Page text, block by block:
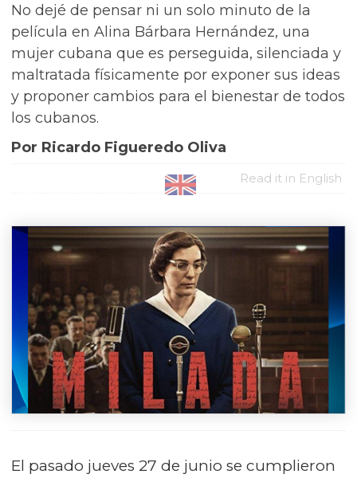
No dejé de pensar ni un solo minuto de la
película en Alina Bárbara Hernández, una
mujer cubana que es perseguida, silenciada y
maltratada físicamente por exponer sus ideas
y proponer cambios para el bienestar de todos
los cubanos.
Por Ricardo Figueredo Oliva
Read it in English
El pasado jueves 27 de junio se cumplieron